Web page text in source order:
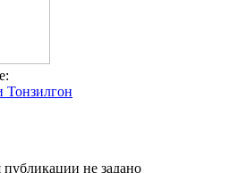
Тонзилгон